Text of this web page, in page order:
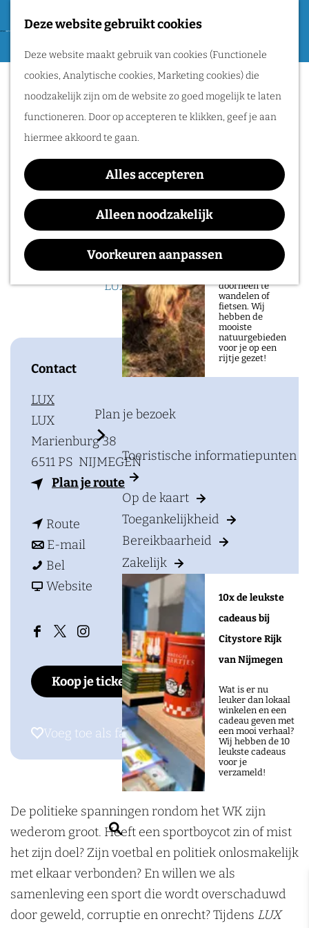
Deze website gebruikt cookies
Deze website maakt gebruik van cookies (Functionele
cookies, Analytische cookies, Marketing cookies) die
noodzakelijk zijn om de website zo goed mogelijk te laten
functioneren. Door op accepteren te klikken, geef je aan
hiermee akkoord te gaan.
Alles accepteren
Alleen noodzakelijk
Voorkeuren aanpassen
a
F
a
v
o
r
i
e
e
M
e
n
u
Routes
Wandelen
Fietsen
Routeplanner
Natuurgebieden
in het Rijk van
natuur in het Rijk
van Nijmegen is
doorheen te
wandelen of
fietsen. Wij
hebben de
mooiste
natuurgebieden
voor je op een
rijtje gezet!
Plan je bezoek
Toeristische informatiepunten
Op de kaart
Toegankelijkheid
Bereikbaarheid
Zakelijk
10x de leukste
cadeaus bij
Citystore Rijk
van Nijmegen
Wat is er nu
leuker dan lokaal
winkelen en een
cadeau geven met
een mooi verhaal?
Wij hebben de 10
leukste cadeaus
voor je
verzameld!
Z
o
e
k
e
Sorry, deze activiteit is niet meer
beschikbaar. Bekijk hetactuele aanbodvoor
de beschikbare opties.
LUX INSIDE: HET WK
VOETBAL 2026
LUX
Wanneer:
t/m 3 juni
Contact
LUX
LUX
Marienburg 38
6511 PS NIJMEGEN
Plan je routen
a
a
r
L
U
N
S
I
D
E
:
H
E
T
W
K
V
O
E
Route
a
r
U
I
N
I
H
E
T
W
K
V
E-mail
a
L
X
I
S
:
H
E
T
W
K
Bel
U
I
S
I
E
T
W
K
V
O
E
Website
U
X
N
E
:
H
E
T
W
F
e
b
o
o
L
U
X
X
U
X
I
s
t
r
m
L
U
X
Koop je tickets
Voeg toe als favoriet
Voeg toe als favoriet
De politieke spanningen rondom het WK zijn
wederom groot. Heeft een sportboycot zin of mist
het zijn doel? Zijn voetbal en politiek onlosmakelijk
met elkaar verbonden? En willen we als
samenleving een sport die wordt overschaduwd
door geweld, corruptie en onrecht? Tijdens LUX